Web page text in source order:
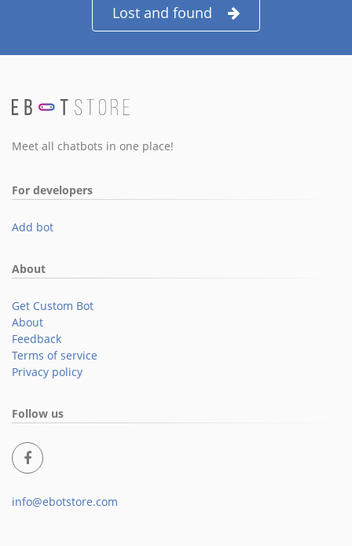
Lost and found
Meet all chatbots in one place!
For developers
Add bot
About
Get Custom Bot
About
Feedback
Terms of service
Privacy policy
Follow us
info@ebotstore.com